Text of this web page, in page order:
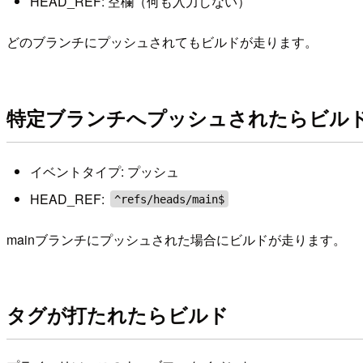
どのブランチにプッシュされてもビルドが走ります。
特定ブランチへプッシュされたらビル
イベントタイプ: プッシュ
HEAD_REF:
^refs/heads/main$
mainブランチにプッシュされた場合にビルドが走ります。
タグが打たれたらビルド